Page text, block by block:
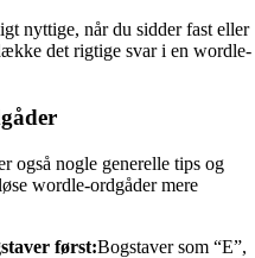
nyttige, når du sidder fast eller
det rigtige svar i en wordle-
også nogle generelle tips og
wordle-ordgåder mere
først:Bogstaver som “E”,